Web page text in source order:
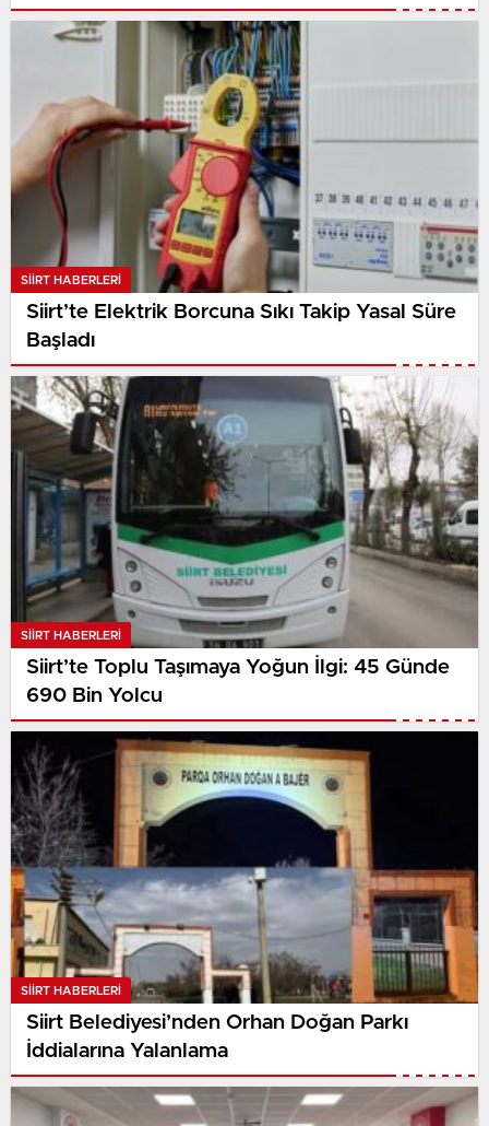
SIIRT HABERLERI
Siirt’te Elektrik Borcuna Sıkı Takip Yasal Süre
Başladı
SIIRT HABERLERI
Siirt’te Toplu Taşımaya Yoğun İlgi: 45 Günde
690 Bin Yolcu
SIIRT HABERLERI
Siirt Belediyesi’nden Orhan Doğan Parkı
İddialarına Yalanlama